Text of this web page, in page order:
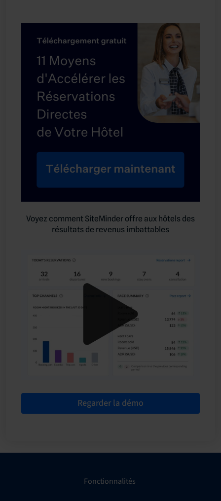
Voyez comment SiteMinder offre aux hôtels des
résultats de revenus imbattables
Regarder la démo
Fonctionnalités